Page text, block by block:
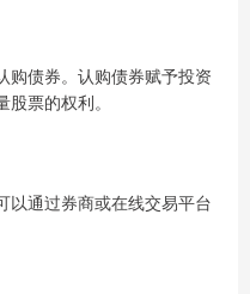
购债券。认购债券赋予投资
票的权利。
以通过券商或在线交易平台